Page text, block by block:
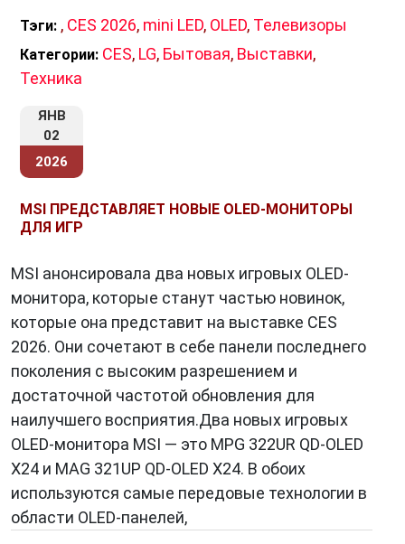
Тэги: , CES 2026, mini LED, OLED, Телевизоры
Категории: CES, LG, Бытовая, Выставки,
Техника
ЯНВ
02
2026
MSI ПРЕДСТАВЛЯЕТ НОВЫЕ OLED-МОНИТОРЫ
ДЛЯ ИГР
MSI анонсировала два новых игровых OLED-
монитора, которые станут частью новинок,
которые она представит на выставке CES
2026. Они сочетают в себе панели последнего
поколения с высоким разрешением и
достаточной частотой обновления для
наилучшего восприятия.Два новых игровых
OLED-монитора MSI — это MPG 322UR QD-OLED
X24 и MAG 321UP QD-OLED X24. В обоих
используются самые передовые технологии в
области OLED-панелей,